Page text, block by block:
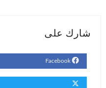
شارك على